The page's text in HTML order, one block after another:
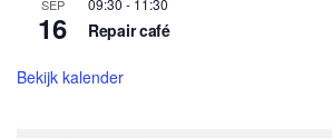
SEP
16 Repair café
Bekijk kalender